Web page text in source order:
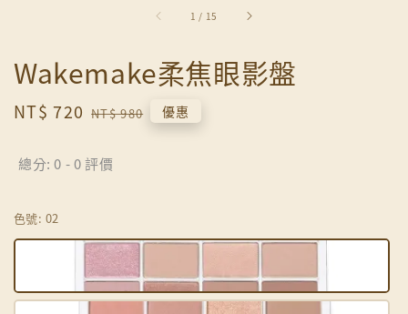
1 / 15
Wakemake柔焦眼影盤
Sale
NT$ 720 Regular
NT$ 980 優惠
總分:0 -0評價
色號: 02